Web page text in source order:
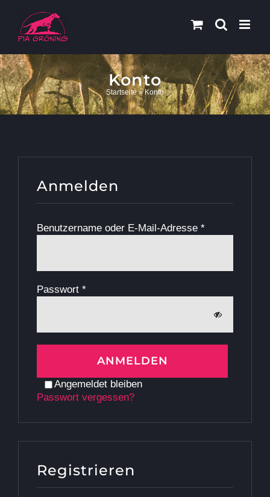
Inhalt
springen
Konto
Startseite»Konto
Anmelden
Benutzername oder E-Mail-Adresse *Erforderlich
Passwort *Erforderlich
Angemeldet bleiben
ANMELDEN
Passwort vergessen?
Registrieren